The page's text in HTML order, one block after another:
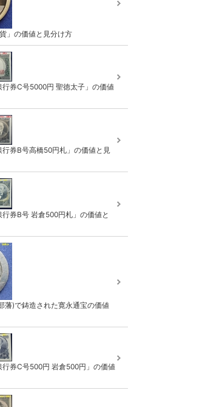
」の価値と見分け方
行券C号5000円 聖徳太子」の価値
行券B号高橋50円札」の価値と見
券B号 岩倉500円札」の価値と
藩)で鋳造された寛永通宝の価値
行券C号500円 岩倉500円」の価値